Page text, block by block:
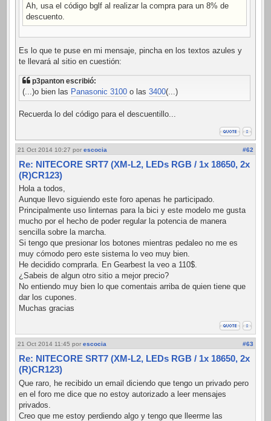
Ah, usa el código bglf al realizar la compra para un 8% de
descuento.
Es lo que te puse en mi mensaje, pincha en los textos azules y
te llevará al sitio en cuestión:
p3panton escribió:
(...)o bien las Panasonic 3100 o las 3400(...)
Recuerda lo del código para el descuentillo...
21 Oct 2014 10:27 por escocia #62
Re: NITECORE SRT7 (XM-L2, LEDs RGB / 1x 18650, 2x
(R)CR123)
Hola a todos,
Aunque llevo siguiendo este foro apenas he participado.
Principalmente uso linternas para la bici y este modelo me gusta
mucho por el hecho de poder regular la potencia de manera
sencilla sobre la marcha.
Si tengo que presionar los botones mientras pedaleo no me es
muy cómodo pero este sistema lo veo muy bien.
He decidido comprarla. En Gearbest la veo a 110$.
¿Sabeis de algun otro sitio a mejor precio?
No entiendo muy bien lo que comentais arriba de quien tiene que
dar los cupones.
Muchas gracias
21 Oct 2014 11:45 por escocia #63
Re: NITECORE SRT7 (XM-L2, LEDs RGB / 1x 18650, 2x
(R)CR123)
Que raro, he recibido un email diciendo que tengo un privado pero
en el foro me dice que no estoy autorizado a leer mensajes
privados.
Creo que me estoy perdiendo algo y tengo que lleerme las